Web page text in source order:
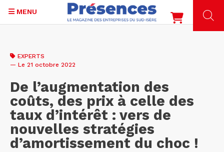
contenu
MENU
EXPERTS
— Le 21 octobre 2022
De l’augmentation des
coûts, des prix à celle des
taux d’intérêt : vers de
nouvelles stratégies
d’amortissement du choc !